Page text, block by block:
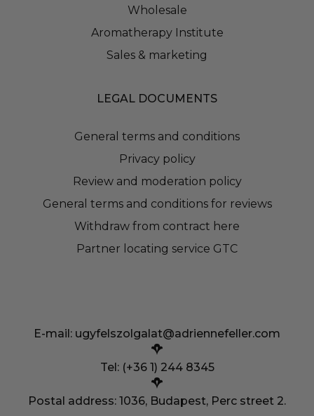
Wholesale
Aromatherapy Institute
Sales & marketing
LEGAL DOCUMENTS
General terms and conditions
Privacy policy
Review and moderation policy
General terms and conditions for reviews
Withdraw from contract here
Partner locating service GTC
E-mail: ugyfelszolgalat@adriennefeller.com
Tel: (+36 1) 244 8345
Postal address: 1036, Budapest, Perc street 2.